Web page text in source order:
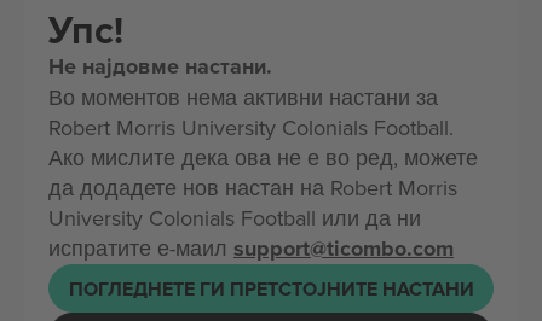
Упс!
Не најдовме настани.
Во моментов нема активни настани за
Robert Morris University Colonials Football.
Ако мислите дека ова не е во ред, можете
да додадете нов настан на Robert Morris
University Colonials Football или да ни
испратите е-маил support@ticombo.com
ПОГЛЕДНЕТЕ ГИ ПРЕТСТОЈНИТЕ НАСТАНИ